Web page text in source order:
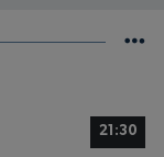
21:30